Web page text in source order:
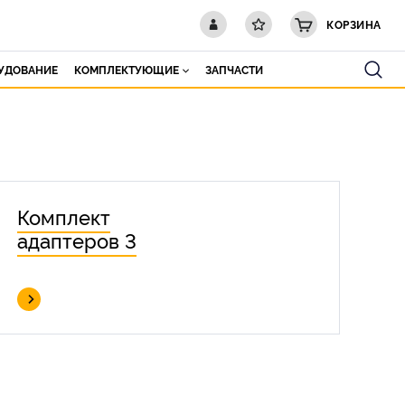
КОРЗИНА
КОМПЛЕКТУЮЩИЕ ЗАПЧАСТИ
Комплект
адаптеров 3